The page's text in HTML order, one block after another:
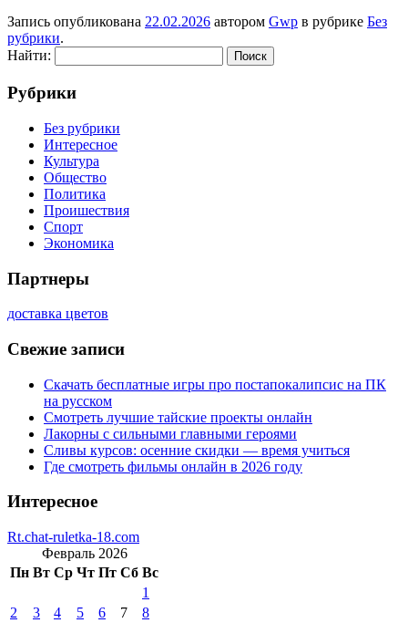
Запись опубликована 22.02.2026 автором Gwp в рубрике Без
рубрики.
Найти:
Рубрики
Без рубрики
Интересное
Культура
Общество
Политика
Проишествия
Спорт
Экономика
Партнеры
доставка цветов
Свежие записи
Скачать бесплатные игры про постапокалипсис на ПК
на русском
Смотреть лучшие тайские проекты онлайн
Лакорны с сильными главными героями
Сливы курсов: осенние скидки — время учиться
Где смотреть фильмы онлайн в 2026 году
Интересное
Rt.chat-ruletka-18.com
Февраль 2026
Пн Вт Ср Чт Пт Сб Вс
1
2
3 4 5 6 7 8